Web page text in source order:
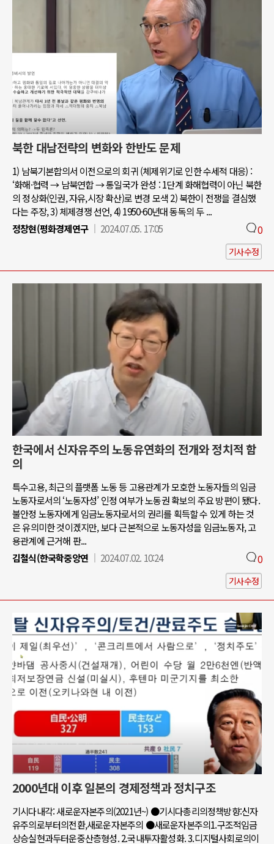
북한 대남전략의 변화와 한반도 문제
1) 남북기본합의서 이전으로의 회귀 (체제위기로 인한 수세적 대응) :
‘화해·협력 → 남북연합 → 통일국가 완성 : 1단계 화해협력이 아닌 북한
의 정상화(인권, 자유,시장 확산)로 변경 모색 2) 북한이 전쟁을 결심했
다는 주장, 3) 체제경쟁 선언, 4) 1950-60년대 동독의 두 ...
정창현(평화경제연구
2024.07.05. 17:05 0
기사수정
한국에서 신자유주의 노동유연화의 전개와 정치적 함
의
특수고용, 최근의 플랫폼 노동 등 고용관계가 모호한 노동자들의 임금
노동자로서의 ‘노동자성’ 인정 여부가 노동권 확보의 주요 방편이 됐다.
불안정 노동자에게 임금노동자로서의 권리를 획득할 수 있게 하는 것
은 유의미한 것이겠지만, 보다 근본적으로 노동자성을 임금노동자, 고
용관계에 근거해 판...
김철식(한국학중앙연
2024.07.02. 10:24 0
기사수정
2000년대 이후 일본의 경제정책과 정치구조
기시다내각: 새로운자본주의(2021년~) ●기시다총리의정책방향:신자
유주의로부터의전환,새로운자본주의 ●새로운자본주의1.구조적임금
상승실현과두터운중산층형성. 2.국내투자활성화. 3.디지털사회로의이